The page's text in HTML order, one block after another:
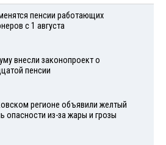
пенсии работающих
с 1 августа
внесли законопроект о
пенсии
регионе объявили желтый
опасности из-за жары и грозы